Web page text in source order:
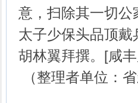
意，扫除其一切
太子少保头品顶
胡林翼拜撰。[咸
（整理者单位：